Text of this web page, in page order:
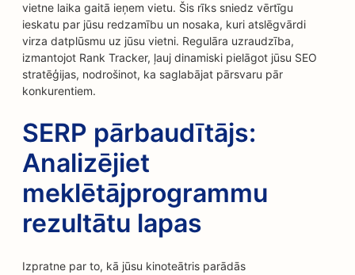
vietne laika gaitā ieņem vietu. Šis rīks sniedz vērtīgu
ieskatu par jūsu redzamību un nosaka, kuri atslēgvārdi
virza datplūsmu uz jūsu vietni. Regulāra uzraudzība,
izmantojot Rank Tracker, ļauj dinamiski pielāgot jūsu SEO
stratēģijas, nodrošinot, ka saglabājat pārsvaru pār
konkurentiem.
SERP pārbaudītājs:
Analizējiet
meklētājprogrammu
rezultātu lapas
Izpratne par to, kā jūsu kinoteātris parādās